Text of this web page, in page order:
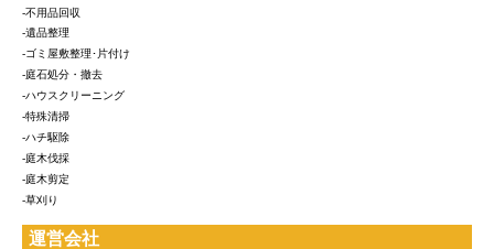
-不用品回収
-遺品整理
-ゴミ屋敷整理･片付け
-庭石処分・撤去
-ハウスクリーニング
-特殊清掃
-ハチ駆除
-庭木伐採
-庭木剪定
-草刈り
運営会社